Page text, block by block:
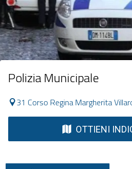
Polizia Municipale
31 Corso Regina Margherita
OTTIENI